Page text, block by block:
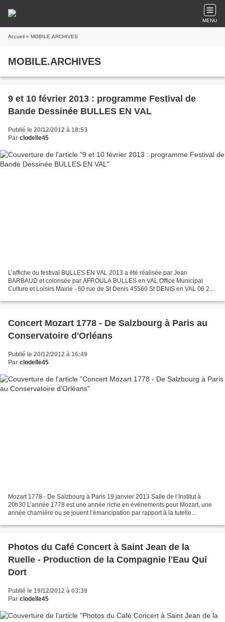
MENU
Accueil » MOBILE.ARCHIVES
MOBILE.ARCHIVES
9 et 10 février 2013 : programme Festival de
Bande Dessinée BULLES EN VAL
Publié le 20/12/2012 à 18:53
Par clodelle45
L’affiche du festival BULLES EN VAL 2013 a été réalisée par Jean
BARBAUD et colorisée par AFROULA BULLES en VAL Office Municipal
Culture et Loisirs Mairie - 60 rue de St Denis 45560 St DENIS en VAL 06 20
Concert Mozart 1778 - De Salzbourg à Paris au
Conservatoire d'Orléans
Publié le 20/12/2012 à 16:49
Par clodelle45
Mozart 1778 - De Salzbourg à Paris 19 janvier 2013 Salle de l’Institut à
20h30 L’année 1778 est une année riche en événements pour Mozart, une
année charnière ou se jouent l’émancipation par rapport à la tutelle
Photos du Café Concert à Saint Jean de la
Ruelle - Production de la Compagnie l'Eau Qui
Dort
Publié le 19/12/2012 à 03:39
Par clodelle45